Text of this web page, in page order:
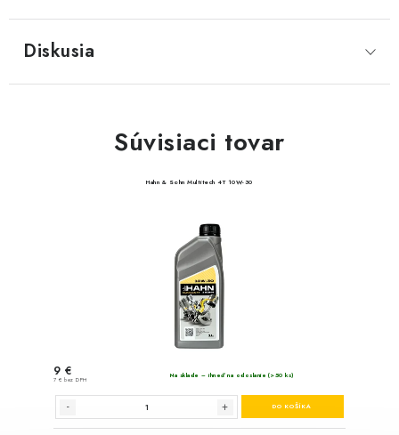
Diskusia
Súvisiaci tovar